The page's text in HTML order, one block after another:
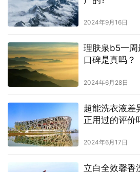
2024年9月16日
理肤泉b5一
口碑是真吗？
2024年6月28日
超能洗衣液差
正用过的评价
2024年6月17日
立白全效馨香